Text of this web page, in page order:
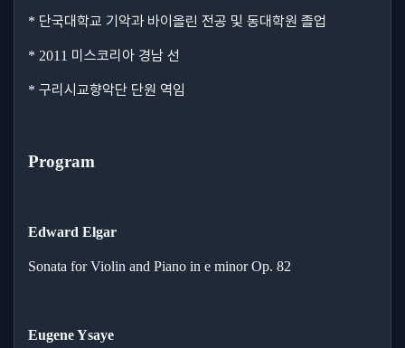
* 단국대학교 기악과 바이올린 전공 및 동대학원 졸업
* 2011 미스코리아 경남 선
* 구리시교향악단 단원 역임
Program
Edward Elgar
Sonata for Violin and Piano in e minor Op. 82
Eugene Ysaye